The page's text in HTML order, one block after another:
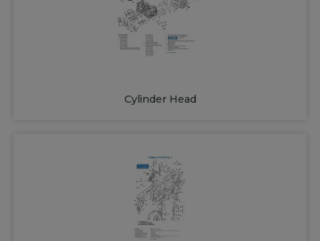
Cylinder Head